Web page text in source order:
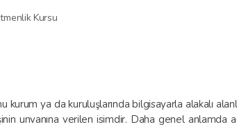
Kursu
ya da kuruluşlarında bilgisayarla alakalı
unvanına verilen isimdir. Daha genel